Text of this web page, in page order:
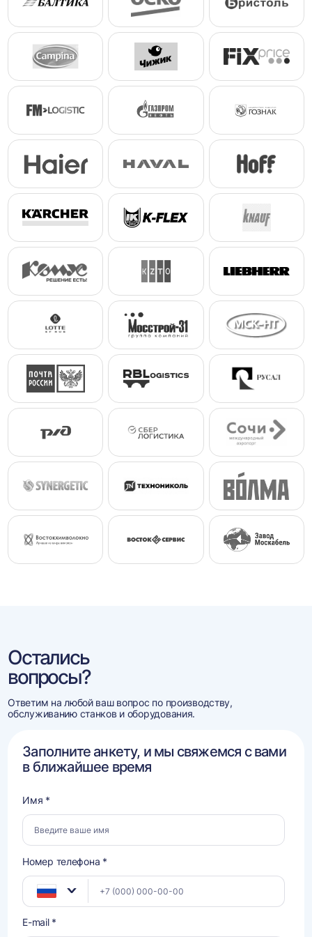
Остались
вопросы?
Ответим на любой ваш вопрос по производству,
обслуживанию станков и оборудования.
Заполните анкету, и мы свяжемся с вами
в ближайшее время
Имя *
Номер телефона *
E-mail *